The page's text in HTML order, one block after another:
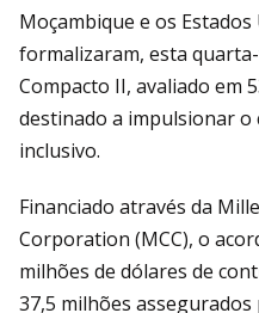
Moçambique e os Estados
formalizaram, esta
Compacto II, avaliado em
destinado a impulsionar o
inclusivo.
Financiado através da
Corporation (MCC), o
milhões de dólares de
37,5 milhões